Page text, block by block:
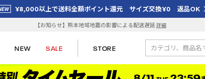
¥8,000以上で送料全額ポイント還元 サイズ交換¥0 返品OK
【お知らせ】熊本地域地震の影響による配送遅延詳細
NEW SALE STORE